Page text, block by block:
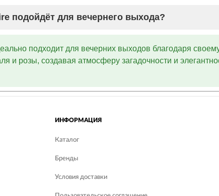
подойдёт для вечернего выхода?
подходит для вечерних выходов благодаря
и розы, создавая атмосферу загадочности и
ИНФОРМАЦИЯ
Каталог
Бренды
Условия доставки